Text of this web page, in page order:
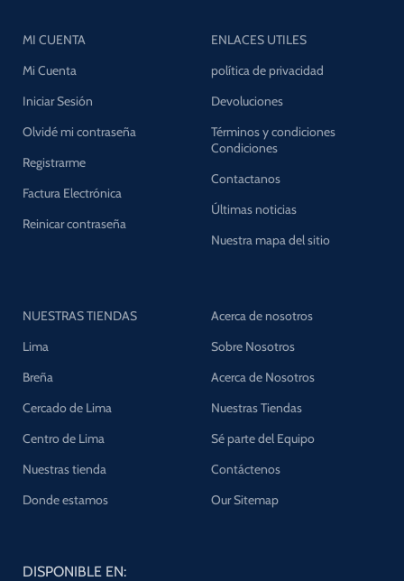
MI CUENTA
Mi Cuenta
Iniciar Sesión
Olvidé mi contraseña
Registrarme
Factura Electrónica
Reinicar contraseña
ENLACES UTILES
política de privacidad
Devoluciones
Términos y condiciones
Condiciones
Contactanos
Últimas noticias
Nuestra mapa del sitio
NUESTRAS TIENDAS
Lima
Breña
Cercado de Lima
Centro de Lima
Nuestras tienda
Donde estamos
Acerca de nosotros
Sobre Nosotros
Acerca de Nosotros
Nuestras Tiendas
Sé parte del Equipo
Contáctenos
Our Sitemap
DISPONIBLE EN: